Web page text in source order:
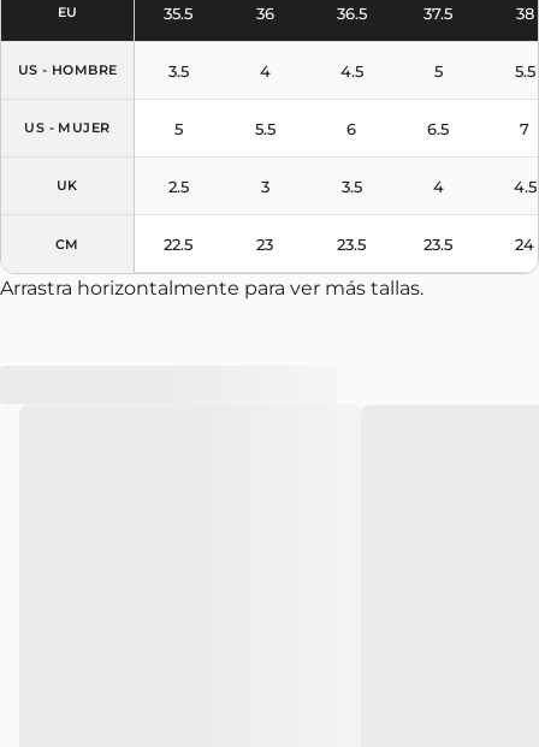
EU
US - HOMBRE
US - MUJER
UK
CM
35.5 36 36.5 37.5 38
3.5 4 4.5 5 5.5
5 5.5 6 6.5 7
2.5 3 3.5 4 4.5
22.5 23 23.5 23.5 24
Arrastra horizontalmente para ver más tallas.